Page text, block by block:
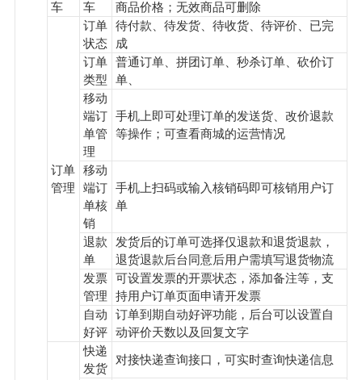
车
车
商品价格；无效商品可删除
订单
管理
订单
状态
待付款、待发货、待收货、待评价、已完
成
订单
类型
普通订单、拼团订单、秒杀订单、砍价订
单、
移动
端订
单管
理
手机上即可处理订单的发送货、改价退款
等操作；可查看商城的运营情况
移动
端订
单核
销
手机上扫码或输入核销码即可核销用户订
单
退款
单
发货后的订单可选择仅退款和退货退款，
退货退款后台同意后用户需填写退货物流
发票
管理
可设置发票的开票状态，添加备注等，支
持用户订单页面申请开发票
自动
好评
订单到期自动好评功能，后台可以设置自
动评价天数以及回复文字
快递
发货
对接快递查询接口，可实时查询快递信息